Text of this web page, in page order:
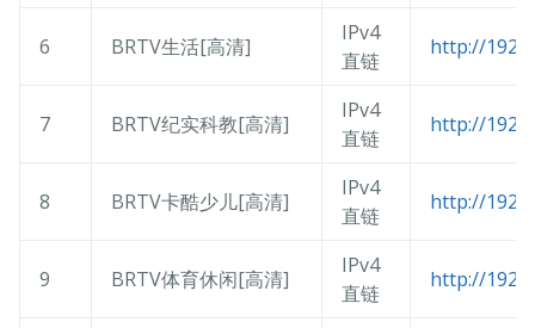
6 BRTV生活[高清]
IPv4
直链
http://
7 BRTV纪实科教[高清]
IPv4
直链
http://
8 BRTV卡酷少儿[高清]
IPv4
直链
http://
9 BRTV体育休闲[高清]
IPv4
直链
http://